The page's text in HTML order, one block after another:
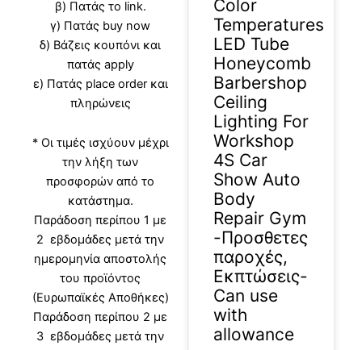
β) Πατάς το link.
γ) Πατάς buy now
δ) Βάζεις κουπόνι και
πατάς apply
ε) Πατάς place order και
πληρώνεις
* Οι τιμές ισχύουν μέχρι
την λήξη των
προσφορών από το
κατάστημα.
Παράδοση περίπου 1 με
2 εβδομάδες μετά την
ημερομηνία αποστολής
του προϊόντος
(Ευρωπαϊκές Αποθήκες)
Παράδοση περίπου 2 με
3 εβδομάδες μετά την
Color
Temperatures
LED Tube
Honeycomb
Barbershop
Ceiling
Lighting For
Workshop
4S Car
Show Auto
Body
Repair Gym
-Προσθετες
παροχές,
Εκπτώσεις-
Can use
with
allowance